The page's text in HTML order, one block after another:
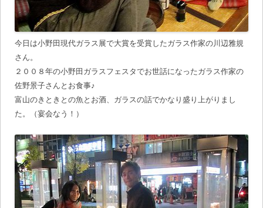
今日は小野田現代ガラス展で大賞を受賞したガラス作家の川辺雅規
さん。
２００８年の小野田ガラスフェスタでお世話になったガラス作家の
佐野景子さんとお食事♪
富山のきときとの魚とお酒、ガラスの話でかなり盛り上がりまし
た。（宴会なう！）